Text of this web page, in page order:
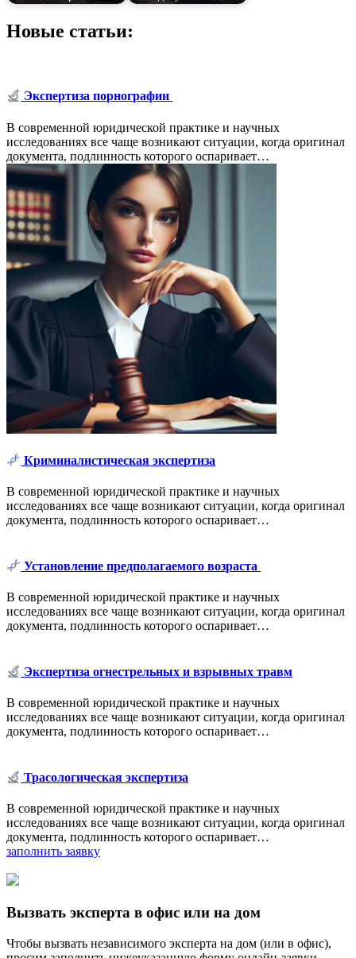
Новые статьи:
Экспертиза порнографии
В современной юридической практике и научных
исследованиях все чаще возникают ситуации, когда оригинал
документа, подлинность которого оспаривает…
Криминалистическая экспертиза
В современной юридической практике и научных
исследованиях все чаще возникают ситуации, когда оригинал
документа, подлинность которого оспаривает…
Установление предполагаемого возраста
В современной юридической практике и научных
исследованиях все чаще возникают ситуации, когда оригинал
документа, подлинность которого оспаривает…
Экспертиза огнестрельных и взрывных травм
В современной юридической практике и научных
исследованиях все чаще возникают ситуации, когда оригинал
документа, подлинность которого оспаривает…
Трасологическая экспертиза
В современной юридической практике и научных
исследованиях все чаще возникают ситуации, когда оригинал
документа, подлинность которого оспаривает…
заполнить заявку
Вызвать эксперта в офис или на дом
Чтобы вызвать независимого эксперта на дом (или в офис),